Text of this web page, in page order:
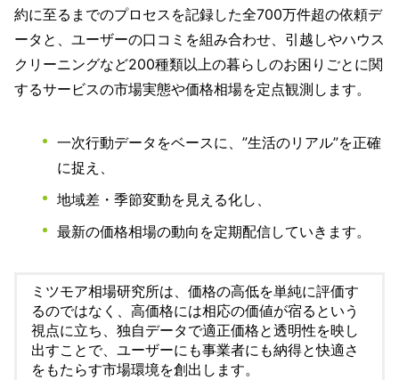
約に至るまでのプロセスを記録した全700万件超の依頼デ
ータと、ユーザーの口コミを組み合わせ、引越しやハウス
クリーニングなど200種類以上の暮らしのお困りごとに関
するサービスの市場実態や価格相場を定点観測します。
一次行動データをベースに、”生活のリアル”を正確
に捉え、
地域差・季節変動を見える化し、
最新の価格相場の動向を定期配信していきます。
ミツモア相場研究所は、価格の高低を単純に評価す
るのではなく、高価格には相応の価値が宿るという
視点に立ち、独自データで適正価格と透明性を映し
出すことで、ユーザーにも事業者にも納得と快適さ
をもたらす市場環境を創出します。